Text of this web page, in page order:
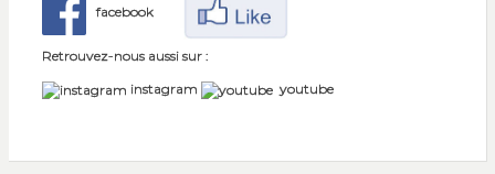
facebook
Retrouvez-nous aussi sur :
instagram
youtube